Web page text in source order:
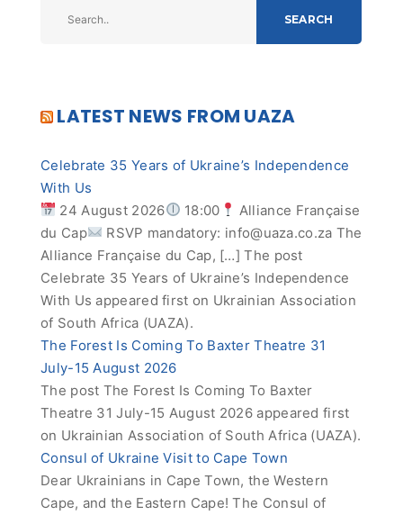
SEARCH
LATEST NEWS FROM UAZA
Celebrate 35 Years of Ukraine’s Independence
With Us
24 August 2026
18:00
Alliance Française
du Cap
RSVP mandatory: info@uaza.co.za The
Alliance Française du Cap, […] The post
Celebrate 35 Years of Ukraine’s Independence
With Us appeared first on Ukrainian Association
of South Africa (UAZA).
The Forest Is Coming To Baxter Theatre 31
July-15 August 2026
The post The Forest Is Coming To Baxter
Theatre 31 July-15 August 2026 appeared first
on Ukrainian Association of South Africa (UAZA).
Consul of Ukraine Visit to Cape Town
Dear Ukrainians in Cape Town, the Western
Cape, and the Eastern Cape! The Consul of